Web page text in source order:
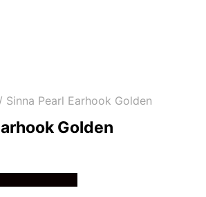
/ Sinna Pearl Earhook Golden
Golden